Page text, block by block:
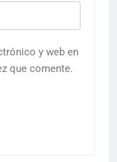
y web en
que comente.